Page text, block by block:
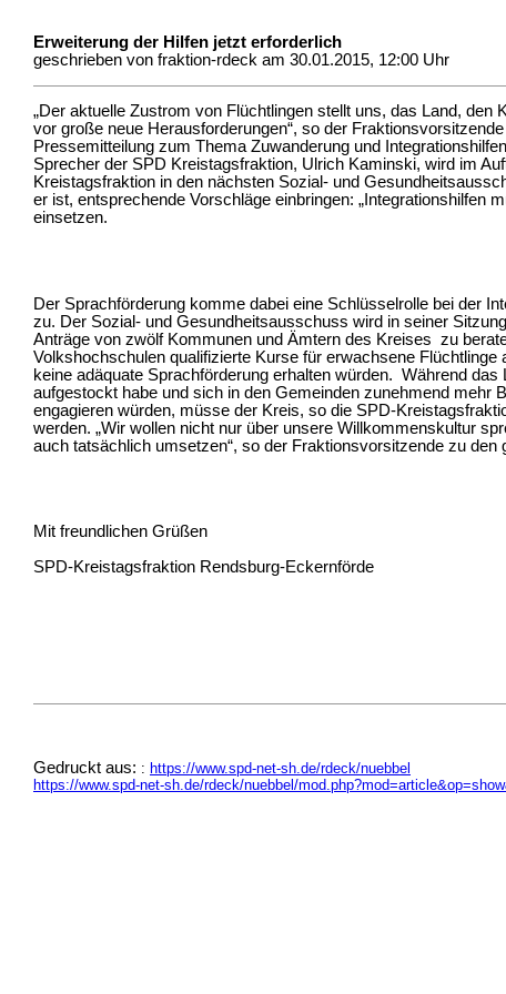
Erweiterung der Hilfen jetzt erforderlich
geschrieben von fraktion-rdeck am 30.01.2015, 12:00 Uhr
„Der aktuelle Zustrom von Flüchtlingen stellt uns, das Land, den
vor große neue Herausforderungen“, so der
Pressemitteilung zum Thema Zuwanderung und
Sprecher der SPD Kreistagsfraktion, Ulrich Kaminski, wird im
Kreistagsfraktion in den nächsten Sozial- und
er ist, entsprechende Vorschläge einbringen: „Integrationshilfen
einsetzen.
Der Sprachförderung komme dabei eine Schlüsselrolle bei der
zu. Der Sozial- und Gesundheitsausschuss wird in seiner
Anträge von zwölf Kommunen und Ämtern des Kreises zu
Volkshochschulen qualifizierte Kurse für erwachsene Flüchtlinge
keine adäquate Sprachförderung erhalten würden. Während das
aufgestockt habe und sich in den Gemeinden zunehmend mehr
engagieren würden, müsse der Kreis, so die SPD-
werden. „Wir wollen nicht nur über unsere Willkommenskultur
auch tatsächlich umsetzen“, so der Fraktionsvorsitzende zu den
Mit freundlichen Grüßen
SPD-Kreistagsfraktion Rendsburg-Eckernförde
Gedruckt aus: : https://www.spd-net-sh.de/rdeck/nuebbel
https://www.spd-net-sh.de/rdeck/nuebbel/